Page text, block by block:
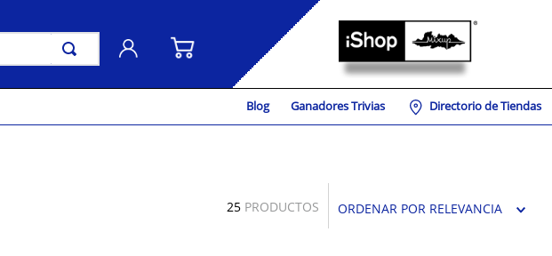
Blog Ganadores Trivias Directorio de Tiendas
25 PRODUCTOS ORDENAR POR RELEVANCIA